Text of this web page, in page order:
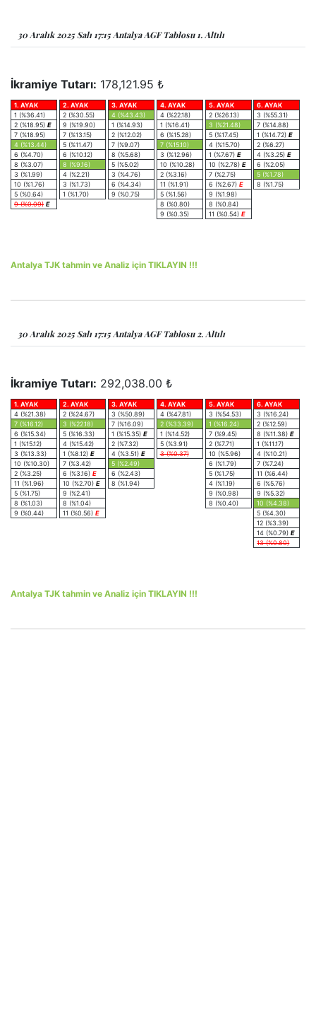
30 Aralık 2025 Salı 17:15 Antalya AGF Tablosu 1. Altılı
İkramiye Tutarı: 178,121.95 ₺
1. AYAK
1 (%36.41)
2 (%18.95) E
7 (%18.95)
4 (%13.44)
6 (%4.70)
8 (%3.07)
3 (%1.99)
10 (%1.76)
5 (%0.64)
9 (%0.09) E
2. AYAK
2 (%30.55)
9 (%19.90)
7 (%13.15)
5 (%11.47)
6 (%10.12)
8 (%9.16)
4 (%2.21)
3 (%1.73)
1 (%1.70)
3. AYAK
4 (%43.43)
1 (%14.93)
2 (%12.02)
7 (%9.07)
8 (%5.68)
5 (%5.02)
3 (%4.76)
6 (%4.34)
9 (%0.75)
4. AYAK
4 (%22.18)
1 (%16.41)
6 (%15.28)
7 (%15.10)
3 (%12.96)
10 (%10.28)
2 (%3.16)
11 (%1.91)
5 (%1.56)
8 (%0.80)
9 (%0.35)
5. AYAK
2 (%26.13)
3 (%21.48)
5 (%17.45)
4 (%15.70)
1 (%7.67) E
10 (%2.78) E
7 (%2.75)
6 (%2.67) E
9 (%1.98)
8 (%0.84)
11 (%0.54) E
6. AYAK
3 (%55.31)
7 (%14.88)
1 (%14.72) E
2 (%6.27)
4 (%3.25) E
6 (%2.05)
5 (%1.78)
8 (%1.75)
Antalya TJK tahmin ve Analiz için TIKLAYIN !!!
30 Aralık 2025 Salı 17:15 Antalya AGF Tablosu 2. Altılı
İkramiye Tutarı: 292,038.00 ₺
1. AYAK
4 (%21.38)
7 (%16.12)
6 (%15.34)
1 (%15.12)
3 (%13.33)
10 (%10.30)
2 (%3.25)
11 (%1.96)
5 (%1.75)
8 (%1.03)
9 (%0.44)
2. AYAK
2 (%24.67)
3 (%22.18)
5 (%16.33)
4 (%15.42)
1 (%8.12) E
7 (%3.42)
6 (%3.16) E
10 (%2.70) E
9 (%2.41)
8 (%1.04)
11 (%0.56) E
3. AYAK
3 (%50.89)
7 (%16.09)
1 (%15.35) E
2 (%7.32)
4 (%3.51) E
5 (%2.49)
6 (%2.43)
8 (%1.94)
4. AYAK
4 (%47.81)
2 (%33.39)
1 (%14.52)
5 (%3.91)
3 (%0.37)
5. AYAK
3 (%54.53)
1 (%16.24)
7 (%9.45)
2 (%7.71)
10 (%5.96)
6 (%1.79)
5 (%1.75)
4 (%1.19)
9 (%0.98)
8 (%0.40)
6. AYAK
3 (%16.24)
2 (%12.59)
8 (%11.38) E
1 (%11.17)
4 (%10.21)
7 (%7.24)
11 (%6.44)
6 (%5.76)
9 (%5.32)
10 (%4.38)
5 (%4.30)
12 (%3.39)
14 (%0.79) E
13 (%0.80)
Antalya TJK tahmin ve Analiz için TIKLAYIN !!!